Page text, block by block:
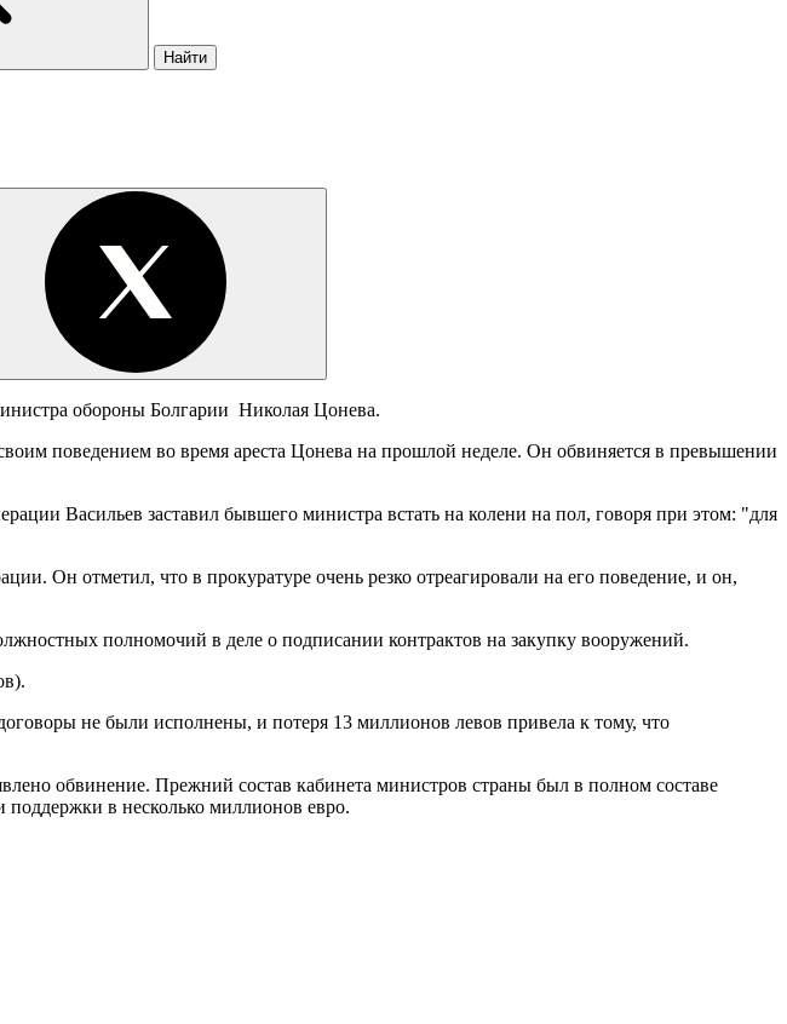
Найти
обороны Болгарии Николая Цонева.
поведением во время ареста Цонева на прошлой неделе. Он обвиняется в превышении
Васильев заставил бывшего министра встать на колени на пол, говоря при этом: "для
Он отметил, что в прокуратуре очень резко отреагировали на его поведение, и он,
полномочий в деле о подписании контрактов на закупку вооружений.
не были исполнены, и потеря 13 миллионов левов привела к тому, что
обвинение. Прежний состав кабинета министров страны был в полном составе
поддержки в несколько миллионов евро.